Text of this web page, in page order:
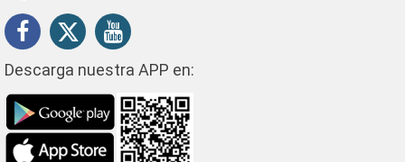
Descarga nuestra APP en: